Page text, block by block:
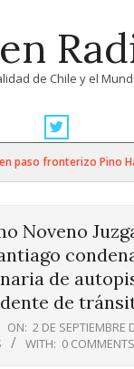
de Chile y el
fronterizo Pino
Noveno
de
de
ON: 2 DE SEPTIEMBRE
WITH: 0 COMMENTS